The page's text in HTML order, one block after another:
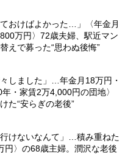
ておけばよかった…」〈年金月
万円〉72歳夫婦、駅近マン
えで募った“思わぬ後悔”
々しました」…年金月18万円・
・家賃2万4,000円の団地〉
た“安らぎの老後”
行けないなんて」…積み重ねた
円〉の68歳主婦。潤沢な老後